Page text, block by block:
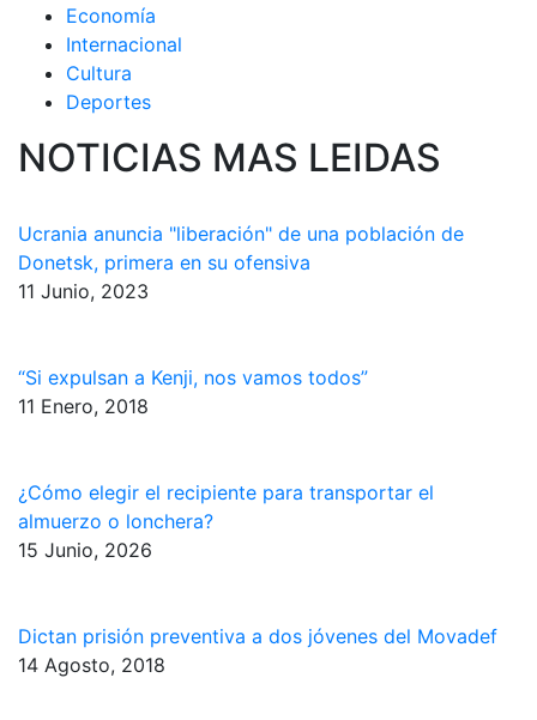
Economía
Internacional
Cultura
Deportes
NOTICIAS MAS LEIDAS
Ucrania anuncia "liberación" de una población de
Donetsk, primera en su ofensiva
11 Junio, 2023
“Si expulsan a Kenji, nos vamos todos”
11 Enero, 2018
¿Cómo elegir el recipiente para transportar el
almuerzo o lonchera?
15 Junio, 2026
Dictan prisión preventiva a dos jóvenes del Movadef
14 Agosto, 2018